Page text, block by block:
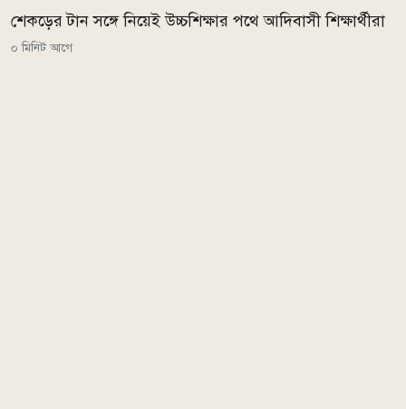
শেকড়ের টান সঙ্গে নিয়েই উচ্চশিক্ষার পথে আদিবাসী শিক্ষার্থীরা
০ মিনিট আগে